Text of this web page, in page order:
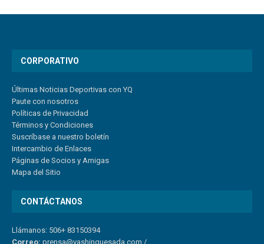
CORPORATIVO
Últimas Noticias Deportivas con YQ
Paute con nosotros
Políticas de Privacidad
Términos y Condiciones
Suscríbase a nuestro boletín
Intercambio de Enlaces
Páginas de Socios y Amigas
Mapa del Sitio
CONTÁCTANOS
Llámanos: 506+ 83150394
Correo: prensa@yashinquesada.com /